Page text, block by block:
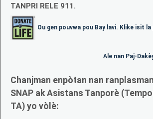
TANPRI RELE 911.
Ou gen pouvwa pou Bay lavi. Klike isit
Ale nan Paj-
Chanjman enpòtan nan
SNAP ak Asistans Tanporè
TA) yo vòlè: